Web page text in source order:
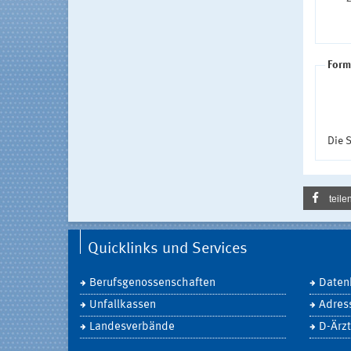
Die
Quicklinks und Services
Berufsgenossenschaften
Unfallkassen
Landesverbände
D-